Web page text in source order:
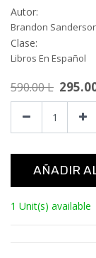
Autor:
Brandon
Clase:
Libros En Español
590.00L
AÑADIR
1 Unit(s) available